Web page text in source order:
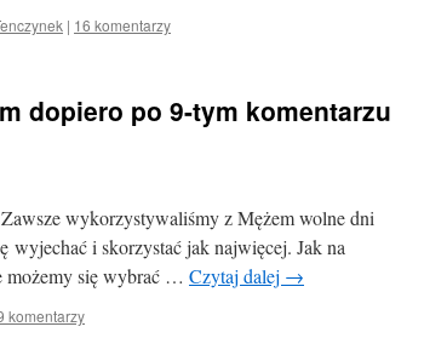
| 16 komentarzy
dopiero po 9-tym komentarzu
wykorzystywaliśmy z Mężem wolne dni
wyjechać i skorzystać jak najwięcej. Jak na
możemy się wybrać … Czytaj dalej →
komentarzy